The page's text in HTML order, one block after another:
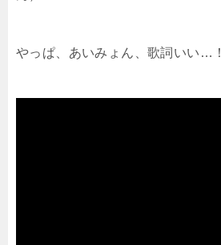
やっぱ、あいみょん、歌詞いい…！